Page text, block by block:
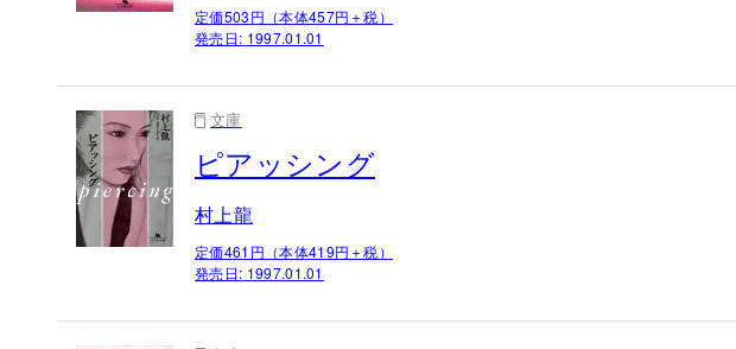
定価503円（本体457円＋税）
発売日: 1997.01.01
文庫
ピアッシング
村上龍
定価461円（本体419円＋税）
発売日: 1997.01.01